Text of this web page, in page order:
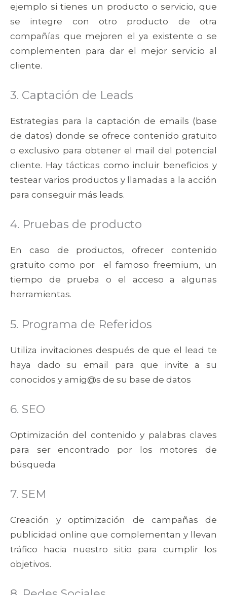
ejemplo si tienes un producto o servicio, que
se integre con otro producto de otra
compañías que mejoren el ya existente o se
complementen para dar el mejor servicio al
cliente.
3. Captación de Leads
Estrategias para la captación de emails (base
de datos) donde se ofrece contenido gratuito
o exclusivo para obtener el mail del potencial
cliente. Hay tácticas como incluir beneficios y
testear varios productos y llamadas a la acción
para conseguir más leads.
4. Pruebas de producto
En caso de productos, ofrecer contenido
gratuito como por el famoso freemium, un
tiempo de prueba o el acceso a algunas
herramientas.
5. Programa de Referidos
Utiliza invitaciones después de que el lead te
haya dado su email para que invite a su
conocidos y amig@s de su base de datos
6. SEO
Optimización del contenido y palabras claves
para ser encontrado por los motores de
búsqueda
7. SEM
Creación y optimización de campañas de
publicidad online que complementan y llevan
tráfico hacia nuestro sitio para cumplir los
objetivos.